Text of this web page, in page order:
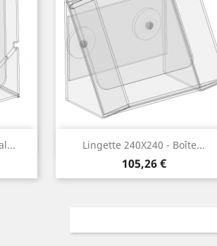
Lingette 240X240 - Boîte...
Prix
105,26 €
Aperçu rapide